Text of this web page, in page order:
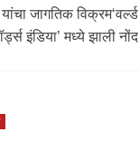
जागतिक विक्रम‘वर्ल्ड
इंडिया’ मध्ये झाली नोंद